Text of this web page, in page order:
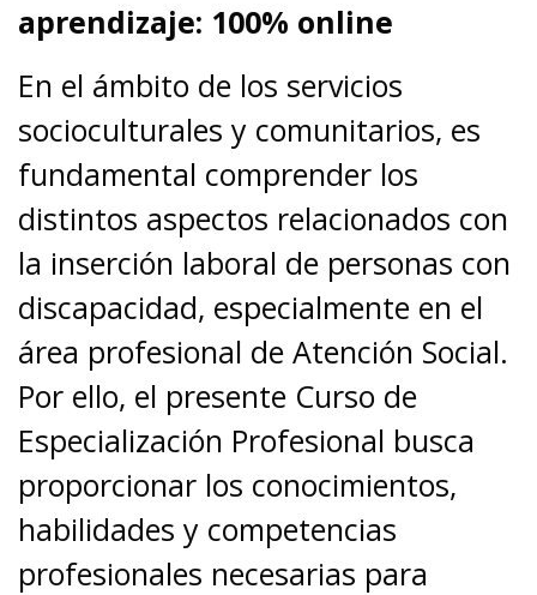
aprendizaje: 100% online
En el ámbito de los servicios
socioculturales y comunitarios, es
fundamental comprender los
distintos aspectos relacionados con
la inserción laboral de personas con
discapacidad, especialmente en el
área profesional de Atención Social.
Por ello, el presente Curso de
Especialización Profesional busca
proporcionar los conocimientos,
habilidades y competencias
profesionales necesarias para